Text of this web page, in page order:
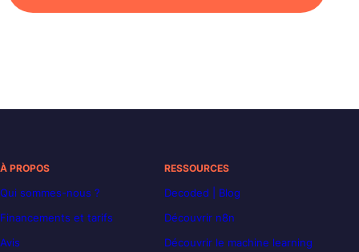
À PROPOS
Qui sommes-nous ?
Financements et tarifs
Avis
RESSOURCES
Decoded | Blog
Découvrir n8n
Découvrir le machine learning